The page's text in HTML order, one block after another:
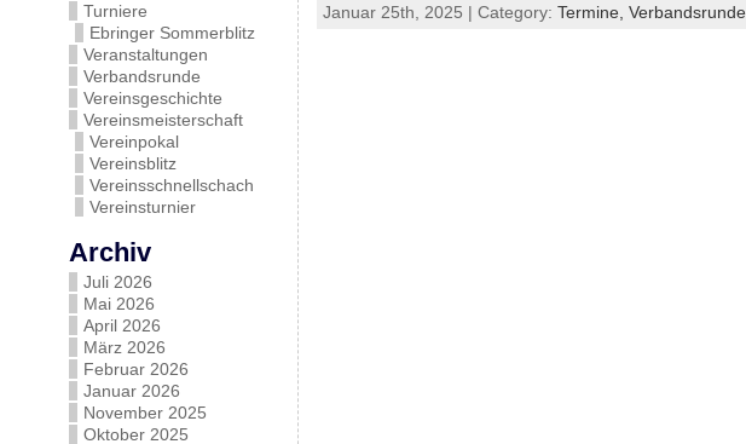
Turniere
Ebringer Sommerblitz
Veranstaltungen
Verbandsrunde
Vereinsgeschichte
Vereinsmeisterschaft
Vereinpokal
Vereinsblitz
Vereinsschnellschach
Vereinsturnier
Archiv
Juli 2026
Mai 2026
April 2026
März 2026
Februar 2026
Januar 2026
November 2025
Oktober 2025
Januar 25th, 2025 | Category: Termine, Verbandsrunde